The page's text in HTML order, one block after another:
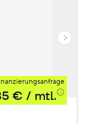
€ / mtl.